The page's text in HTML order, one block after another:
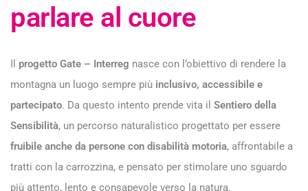
parlare al cuore
Il progetto Gate – Interreg nasce con l’obiettivo di rendere la
montagna un luogo sempre più inclusivo, accessibile e
partecipato. Da questo intento prende vita il Sentiero della
Sensibilità, un percorso naturalistico progettato per essere
fruibile anche da persone con disabilità motoria, affrontabile a
tratti con la carrozzina, e pensato per stimolare uno sguardo
più attento, lento e consapevole verso la natura.